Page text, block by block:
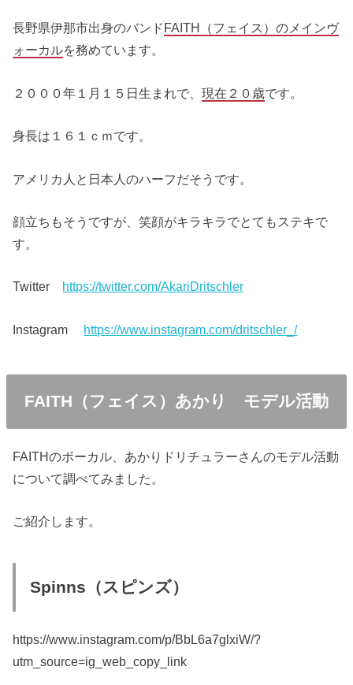
長野県伊那市出身のバンド FAITH（フェイス）のメインヴ
ォーカルを務めています。
２０００年１月１５日生まれで、現在２０歳です。
身長は１６１ｃｍです。
アメリカ人と日本人のハーフだそうです。
顔立ちもそうですが、笑顔がキラキラでとてもステキで
す。
Twitter https://twitter.com/AkariDritschler
Instagram https://www.instagram.com/dritschler_/
FAITH（フェイス）あかり モデル活動
FAITHのボーカル、あかりドリチュラーさんのモデル活動
について調べてみました。
ご紹介します。
Spinns（スピンズ）
https://www.instagram.com/p/BbL6a7glxiW/?
utm_source=ig_web_copy_link